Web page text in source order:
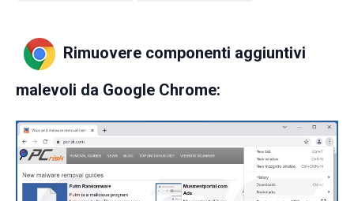
Rimuovere componenti aggiuntivi
malevoli da Google Chrome: